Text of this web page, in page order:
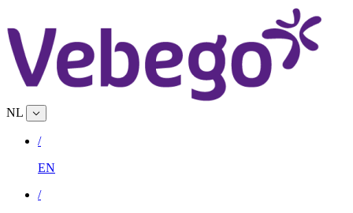
NL
/
EN
/